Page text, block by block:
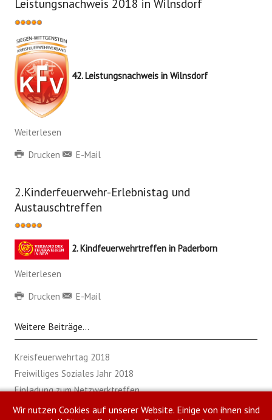
Leistungsnachweis 2018 in Wilnsdorf
Bewertung:
42. Leistungsnachweis in Wilnsdorf
Weiterlesen
Drucken
E-Mail
2.Kinderfeuerwehr-Erlebnistag und
Austauschtreffen
Bewertung:
2. Kindfeuerwehrtreffen in Paderborn
Weiterlesen
Drucken
E-Mail
Weitere Beiträge...
Kreisfeuerwehrtag 2018
Freiwilliges Soziales Jahr 2018
Einladung zum Netzwerktreffen
Höhere Strafen für Rettungsgassen-Blockierer
Wir nutzen Cookies auf unserer Website. Einige von ihnen sind